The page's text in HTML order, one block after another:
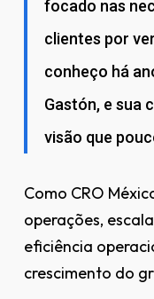
focado nas
clientes por
conheço há
Gastón, e sua
visão que
Como CRO
operações,
eficiência
crescimento do